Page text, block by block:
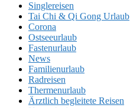
Singlereisen
Tai Chi & Qi Gong Urlaub
Corona
Ostseeurlaub
Fastenurlaub
News
Familienurlaub
Radreisen
Thermenurlaub
Ärztlich begleitete Reisen